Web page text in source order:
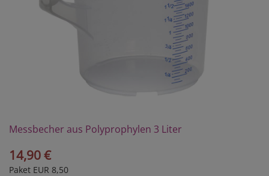
Messbecher aus Polyprophylen 3 Liter
14,90 €
Paket EUR 8,50